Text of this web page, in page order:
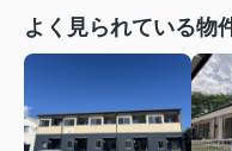
よく見られている物